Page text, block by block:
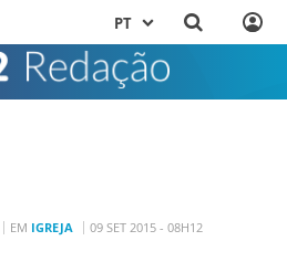
PT
EM IGREJA 09 SET 2015 - 08H12